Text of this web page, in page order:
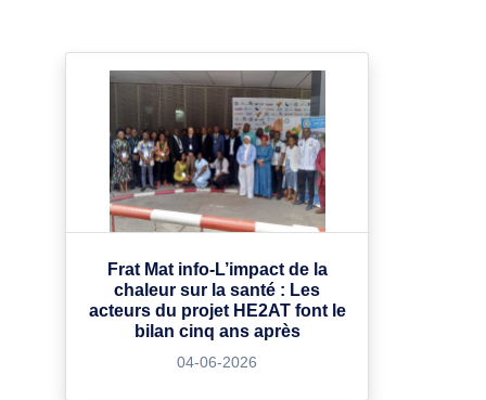
Frat Mat info-L’impact de la
chaleur sur la santé : Les
acteurs du projet HE2AT font le
bilan cinq ans après
04-06-2026